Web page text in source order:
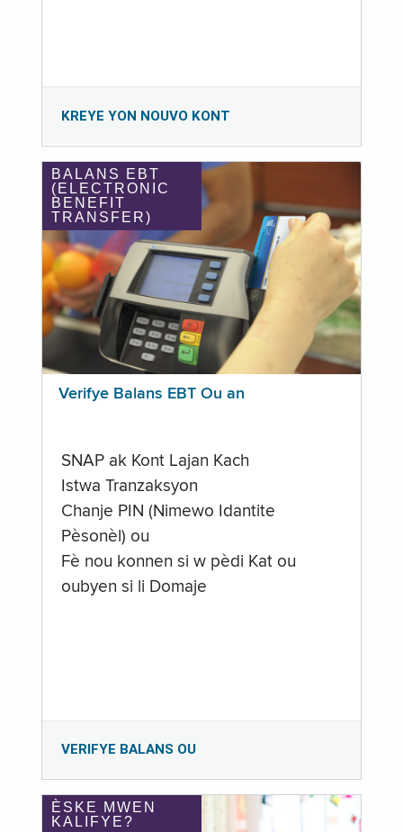
KREYE YON NOUVO KONT
BALANS EBT
(ELECTRONIC
BENEFIT
TRANSFER)
Verifye Balans EBT Ou an
SNAP ak Kont Lajan Kach
Istwa Tranzaksyon
Chanje PIN (Nimewo Idantite
Pèsonèl) ou
Fè nou konnen si w pèdi Kat ou
oubyen si li Domaje
VERIFYE BALANS OU
ÈSKE MWEN
KALIFYE?